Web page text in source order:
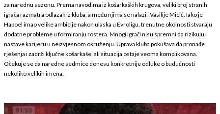
za narednu sezonu. Prema navodima iz košarkaških krugova, veliki broj stranih
igrača razmatra odlazak iz kluba, a među njima se nalazi i Vasilije Micić. Iako je
Hapoel imao velike ambicije nakon ulaska u Evroligu, trenutne okolnosti stvaraju
dodatne probleme u formiranju rostera. Mnogi igrači nisu spremni da rizikuju i
nastave karijeru u neizvjesnom okruženju. Uprava kluba pokušava da pronađe
rješenja i zadrži ključne košarkaše, ali situacija ostaje veoma komplikovana.
Očekuje se da naredne sedmice donesu konkretnije odluke o budućnosti
nekoliko velikih imena.